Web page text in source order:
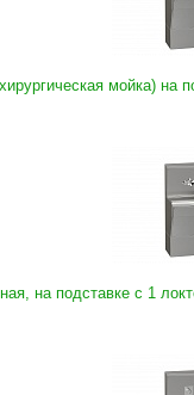
мойка) на
на подставке с 1